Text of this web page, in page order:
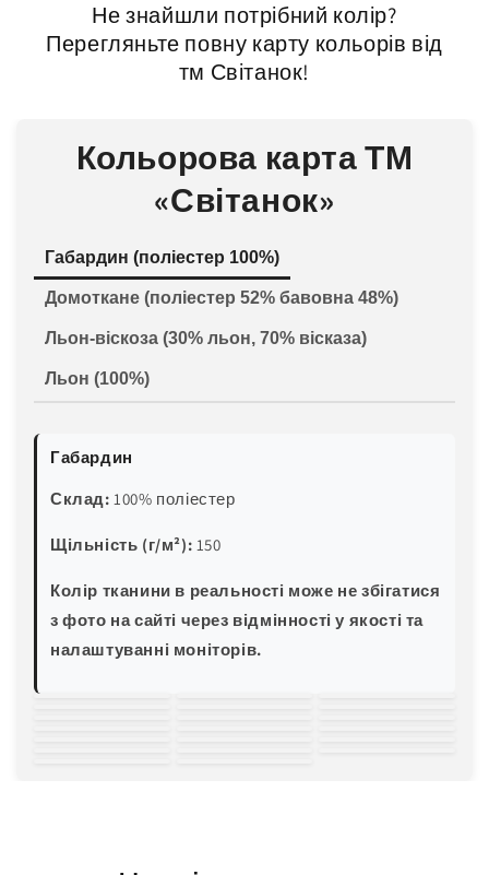
Не знайшли потрібний колір?
Перегляньте повну карту кольорів від
тм Світанок!
Кольорова карта ТМ
«Світанок»
Габардин (поліестер 100%)
Домоткане (поліестер 52% бавовна 48%)
Льон-віскоза (30% льон, 70% вісказа)
Льон (100%)
Габардин
Склад: 100% поліестер
Щільність (г/м²): 150
Колір тканини в реальності може не збігатися
з фото на сайті через відмінності у якості та
налаштуванні моніторів.